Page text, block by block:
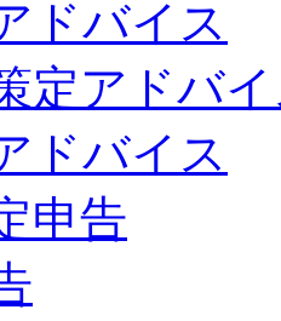
ドバイス
定アドバ
ドバイス
申告